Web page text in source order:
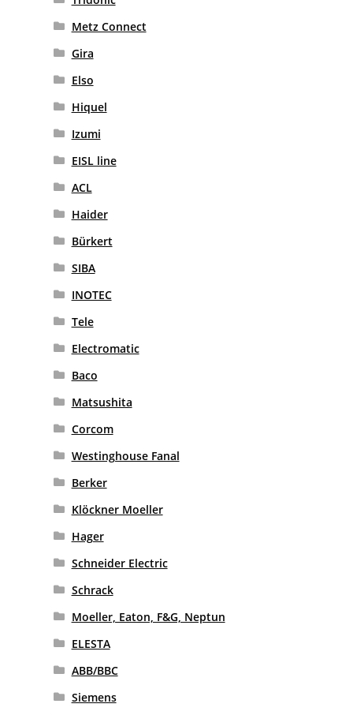
Metz Connect
Gira
Elso
Hiquel
Izumi
EISL line
ACL
Haider
Bürkert
SIBA
INOTEC
Tele
Electromatic
Baco
Matsushita
Corcom
Westinghouse Fanal
Berker
Klöckner Moeller
Hager
Schneider Electric
Schrack
Moeller, Eaton, F&G, Neptun
ELESTA
ABB/BBC
Siemens